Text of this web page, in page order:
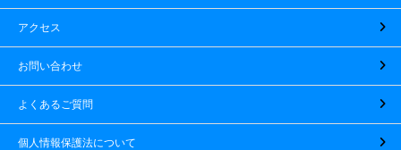
アクセス
お問い合わせ
よくあるご質問
個人情報保護法について